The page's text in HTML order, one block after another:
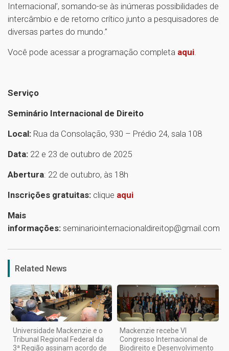
Internacional’, somando-se às inúmeras possibilidades de
intercâmbio e de retorno crítico junto a pesquisadores de
diversas partes do mundo.”
Você pode acessar a programação completa aqui
Serviço
Seminário Internacional de Direito
Local: Rua da Consolação, 930 – Prédio 24, sala 108
Data: 22 e 23 de outubro de 2025
Abertura: 22 de outubro, às 18h
Inscrições gratuitas: clique aqui
Mais
informações: seminariointernacionaldireitop@gmail.com
1
Related News
Universidade Mackenzie e o
Tribunal Regional Federal da
3ª Região assinam acordo de
Mackenzie recebe VI
Congresso Internacional de
Biodireito e Desenvolvimento